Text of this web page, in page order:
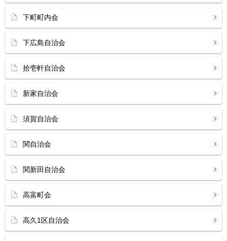
下町町内会
下広島自治会
拾壱軒自治会
新家自治会
須賀自治会
関自治会
関新田自治会
高富町会
高久1区自治会